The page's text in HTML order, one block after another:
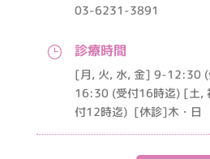
03-6231-3891
} 診療時間
[月, 火, 水, 金] 9-12:30
16:30 (受付16時迄) [土
付12時迄) [休診]木・日